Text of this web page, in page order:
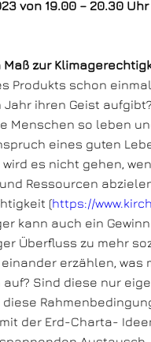
von 19.00 – 20.30
zur
Produkts schon
ihren Geist
Menschen so leben
eines guten
wird es nicht gehen,
Ressourcen
(https://
kann auch ein
Überfluss zu mehr
erzählen,
Sind diese nur
der Erd-Charta-